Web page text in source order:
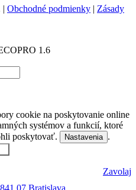
| Obchodné podmienky | Zásady
cookie na poskytovanie online
systémov a funkcií, ktoré
poskytovať.
Nastavenia .
Zavolaj
07 Bratislava